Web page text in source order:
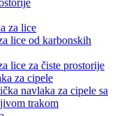
​​za lice
lice od karbonskih
lice za čiste prostorije
za cipele
navlaka za cipele sa
trakom